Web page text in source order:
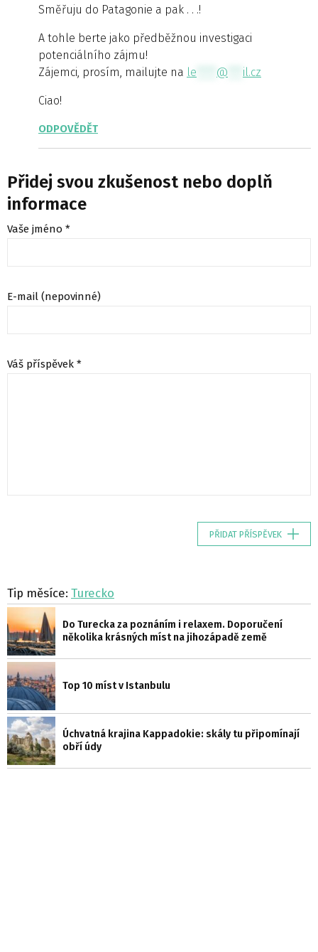
Směřuju do Patagonie a pak . . .!
A tohle berte jako předběžnou investigaci
potenciálního zájmu!
Zájemci, prosím, mailujte na le @ il.cz
Ciao!
ODPOVĚDĚT
Přidej svou zkušenost nebo doplň
informace
Vaše jméno *
E-mail (nepovinné)
Váš příspěvek *
PŘIDAT PŘÍSPĚVEK
Tip měsíce: Turecko
Do Turecka za poznáním i relaxem. Doporučení
několika krásných míst na jihozápadě země
Top 10 míst v Istanbulu
Úchvatná krajina Kappadokie: skály tu připomínají
obří údy